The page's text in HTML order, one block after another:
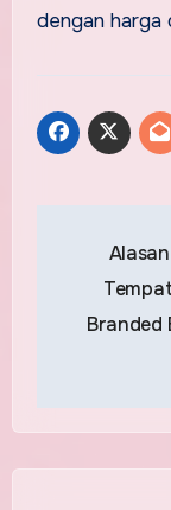
dengan harga
Branded